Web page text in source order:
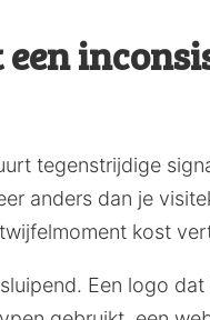
tegenstrijdige
anders dan je
kost
Een logo